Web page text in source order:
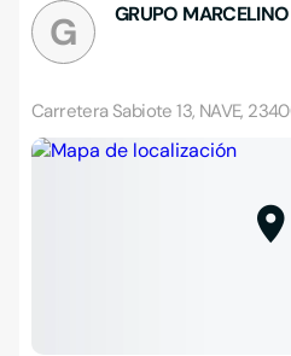
G GRUPO
Carretera Sabiote 13, NAVE,